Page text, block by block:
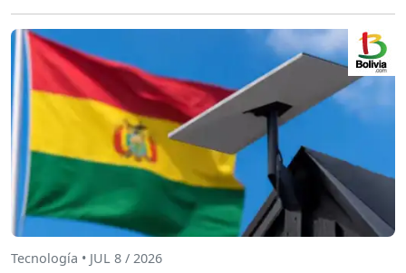
Tecnología • JUL 8 / 2026